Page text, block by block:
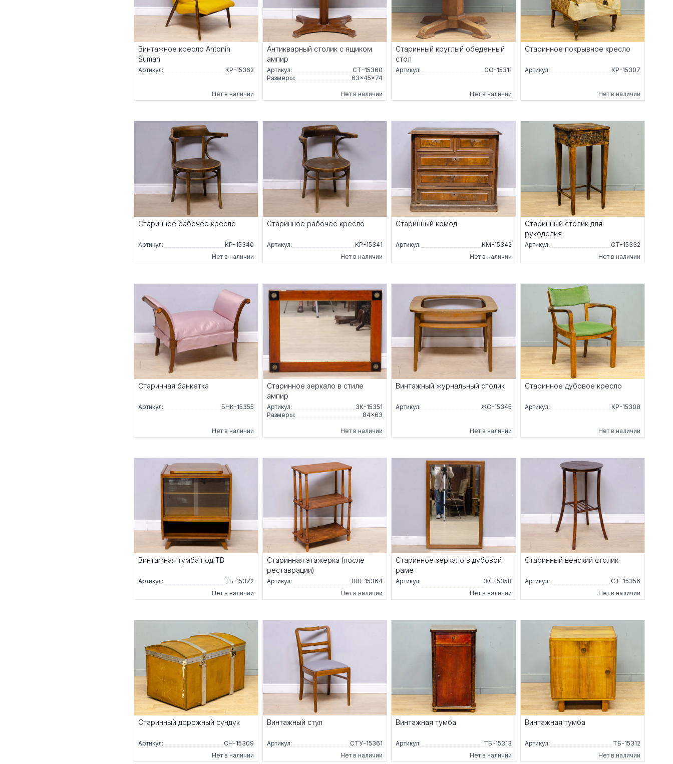
Винтажное кресло Antonín
Šuman
Артикул: КР-15362
Нет в наличии
Антикварный столик с ящиком
ампир
Артикул:
СТ-15360
Размеры:
63×45×74
Нет в наличии
Старинный круглый обеденный
стол
Артикул: СО-15311
Нет в наличии
Старинное покрывное кресло
Артикул: КР-15307
Нет в наличии
Старинное рабочее кресло
Артикул:
КР-15340
Нет в наличии
Старинное рабочее кресло
Артикул:
КР-15341
Нет в наличии
Старинный комод
Артикул:
КМ-15342
Нет в наличии
Старинный столик для
рукоделия
Артикул:
СТ-15332
Нет в наличии
Старинная банкетка
Артикул: БНК-15355
Нет в наличии
Старинное зеркало в стиле
ампир
Артикул:
ЗК-15351
Размеры:
84×63
Нет в наличии
Винтажный журнальный столик
Артикул: ЖС-15345
Нет в наличии
Старинное дубовое кресло
Артикул: КР-15308
Нет в наличии
Винтажная тумба под ТВ
Артикул:
ТБ-15372
Нет в наличии
Старинная этажерка (после
реставрации)
Артикул:
ШЛ-15364
Нет в наличии
Старинное зеркало в дубовой
раме
Артикул:
ЗК-15358
Нет в наличии
Старинный венский столик
Артикул:
СТ-15356
Нет в наличии
Старинный дорожный сундук
Артикул:
СН-15309
Нет в наличии
Винтажный стул
Артикул:
СТУ-15361
Нет в наличии
Винтажная тумба
Артикул:
ТБ-15313
Нет в наличии
Винтажная тумба
Артикул:
ТБ-15312
Нет в наличии